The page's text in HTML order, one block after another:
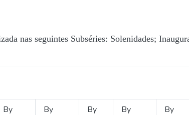
nas seguintes Subséries: Solenidades;
By
By
By
By
By